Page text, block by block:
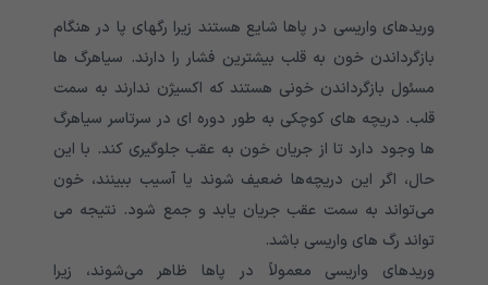
وریدهای واریسی در پاها شایع هستند زیرا رگهای پا در هنگام
بازگرداندن خون به قلب بیشترین فشار را دارند. سیاهرگ ها
مسئول بازگرداندن خونی هستند که اکسیژن ندارند به سمت
قلب. دریچه های کوچکی به طور دوره ای در سرتاسر سیاهرگ
ها وجود دارد تا از جریان خون به عقب جلوگیری کند. با این
حال، اگر این دریچه‌ها ضعیف شوند یا آسیب ببینند، خون
می‌تواند به سمت عقب جریان یابد و جمع شود. نتیجه می
تواند رگ های واریسی باشد.
وریدهای واریسی معمولاً در پاها ظاهر می‌شوند، زیرا